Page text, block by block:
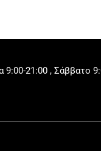
9:00-21:00 , Σάββατο